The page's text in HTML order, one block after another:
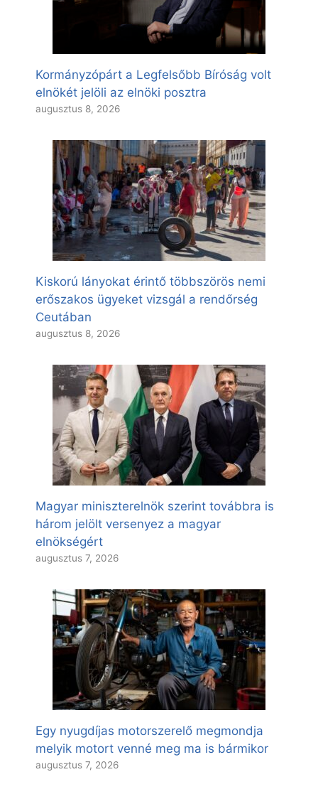
Kormányzópárt a Legfelsőbb Bíróság volt
elnökét jelöli az elnöki posztra
augusztus 8, 2026
Kiskorú lányokat érintő többszörös nemi
erőszakos ügyeket vizsgál a rendőrség
Ceutában
augusztus 8, 2026
Magyar miniszterelnök szerint továbbra is
három jelölt versenyez a magyar
elnökségért
augusztus 7, 2026
Egy nyugdíjas motorszerelő megmondja
melyik motort venné meg ma is bármikor
augusztus 7, 2026